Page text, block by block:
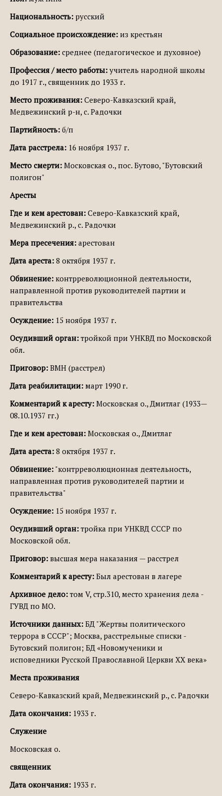
Национальность: русский
Социальное происхождение: из крестьян
Образование: среднее (педагогическое и духовное)
Профессия / место работы: учитель народной школы
до 1917 г., священник до 1933 г.
Место проживания: Северо-Кавказский край,
Медвежинский р-н, с. Радочки
Партийность: б/п
Дата расстрела: 16 ноября 1937 г.
Место смерти: Московская о., пос. Бутово, "Бутовский
полигон"
Аресты
Где и кем арестован: Северо-Кавказский край,
Медвежинский р., с. Радочки
Мера пресечения: арестован
Дата ареста: 8 октября 1937 г.
Обвинение: контрреволюционной деятельности,
направленной против руководителей партии и
правительства
Осуждение: 15 ноября 1937 г.
Осудивший орган: тройкой при УНКВД по Московской
обл.
Приговор: ВМН (расстрел)
Дата реабилитации: март 1990 г.
Комментарий к аресту: Московская о., Дмитлаг (1933—
08.10.1937 гг.)
Где и кем арестован: Московская о., Дмитлаг
Дата ареста: 8 октября 1937 г.
Обвинение: "контрреволюционная деятельность,
направленная против руководителей партии и
правительства"
Осуждение: 15 ноября 1937 г.
Осудивший орган: тройка при УНКВД СССР по
Московской обл.
Приговор: высшая мера наказания — расстрел
Комментарий к аресту: Был арестован в лагере
Архивное дело: том V, стр.310, место хранения дела -
ГУВД по МО.
Источники данных: БД "Жертвы политического
террора в СССР"; Москва, расстрельные списки -
Бутовский полигон; БД «Новомученики и
исповедники Русской Православной Церкви XX века»
Места проживания
Северо-Кавказский край, Медвежинский р., с. Радочки
Дата окончания: 1933 г.
Служение
Московская о.
священник
Дата окончания: 1933 г.